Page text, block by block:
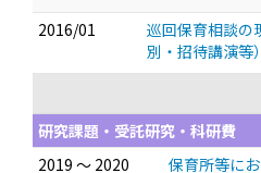
2016/01
巡回保育相談の
別・招待講演等）
研究課題・受託研究・科研費
2019 ～ 2020
保育所等に